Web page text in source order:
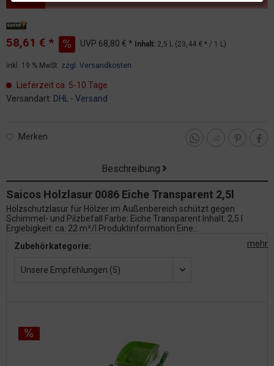
58,61 € * UVP 68,80 € * Inhalt: 2,5 L (23,44 € * / 1 L)
inkl. 19 % MwSt. zzgl. Versandkosten
Lieferzeit ca. 5-10 Tage
Versandart: DHL - Versand
Merken
Beschreibung
Saicos Holzlasur 0086 Eiche Transparent 2,5l
Holzschutzlasur für Hölzer im Außenbereich schützt gegen
Schimmel- und Pilzbefall Farbe: Eiche Transparent Inhalt: 2,5 l
Ergiebigkeit: ca. 22 m²/l Produktinformation Eine...
mehr
Zubehörkategorie: